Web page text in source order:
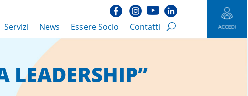
Servizi News Essere Socio Contatti
LEADERSHIP”